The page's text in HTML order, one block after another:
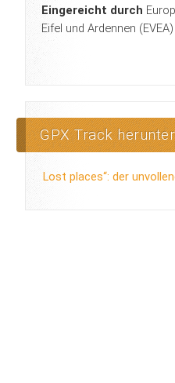
Eingereicht durch
Eifel und Ardennen (EVEA)
GPX Track
Lost places“: der